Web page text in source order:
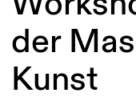
der
Kunst